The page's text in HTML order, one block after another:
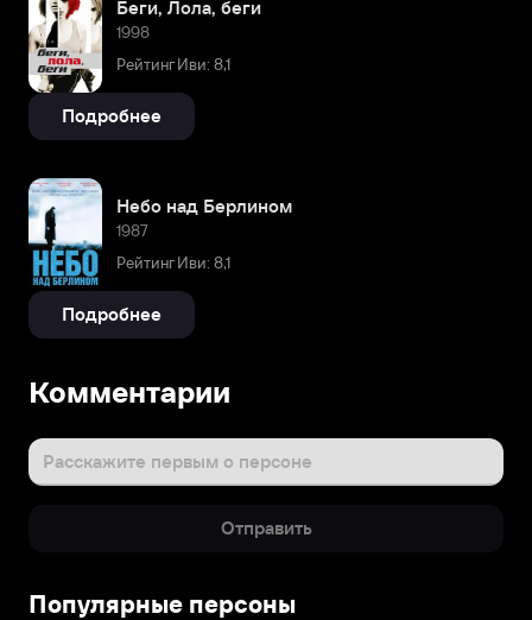
Беги, Лола, беги
1998
Рейтинг Иви: 8,1
Подробнее
Небо над Берлином
1987
Рейтинг Иви: 8,1
Подробнее
Комментарии
Расскажите первым о персоне
Отправить
Популярные персоны